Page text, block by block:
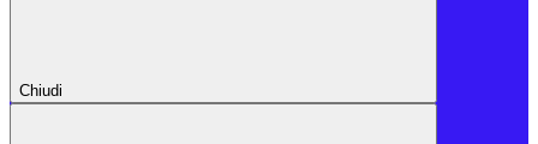
Chiudi